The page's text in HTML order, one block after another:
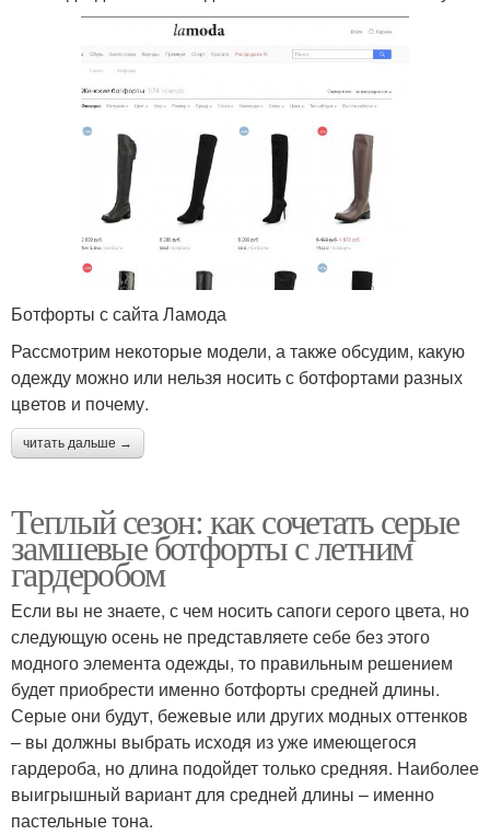
Ботфорты с сайта Ламода
Рассмотрим некоторые модели, а также обсудим, какую
одежду можно или нельзя носить с ботфортами разных
цветов и почему.
читать дальше →
Теплый сезон: как сочетать серые
замшевые ботфорты с летним
гардеробом
Если вы не знаете, с чем носить сапоги серого цвета, но
следующую осень не представляете себе без этого
модного элемента одежды, то правильным решением
будет приобрести именно ботфорты средней длины.
Серые они будут, бежевые или других модных оттенков
– вы должны выбрать исходя из уже имеющегося
гардероба, но длина подойдет только средняя. Наиболее
выигрышный вариант для средней длины – именно
пастельные тона.